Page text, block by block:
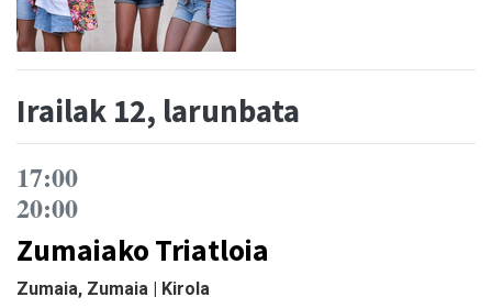
Irailak 12, larunbata
17:00
20:00
Zumaiako Triatloia
Zumaia, Zumaia | Kirola